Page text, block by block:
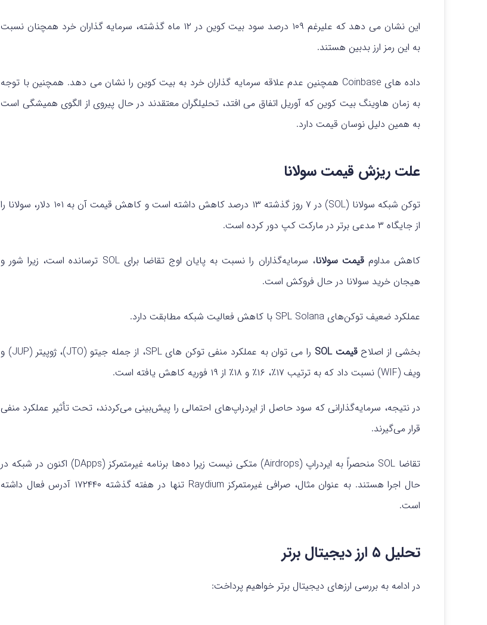
این نشان می دهد که علیرغم ۱۰۹ درصد سود بیت کوین در ۱۲ ماه گذشته، سرمایه گذاران خرد همچنان نسبت
به این رمز ارز بدبین هستند.
داده های Coinbase همچنین عدم علاقه سرمایه گذاران خرد به بیت کوین را نشان می دهد.
همچنین با توجه
به زمان هاوینگ بیت کوین که آوریل اتفاق می افتد، تحلیلگران معتقدند در حال پیروی از الگوی همیشگی است
به همین دلیل نوسان قیمت دارد.
علت ریزش قیمت سولانا
توکن شبکه سولانا (SOL) در ۷ روز گذشته ۱۳ درصد کاهش داشته است و کاهش قیمت آن به ۱۰۱ دلار، سولانا را
از جایگاه ۳ مدعی برتر در مارکت کپ دور کرده است.
کاهش مداومقیمت سولانا
، سرمایه‌گذاران را نسبت به پایان اوج تقاضا برای SOL ترسانده است، زیرا شور و
هیجان خرید سولانا در حال فروکش است.
عملکرد ضعیف توکن‌های SPL Solana با کاهش فعالیت شبکه مطابقت دارد.
بخشی از اصلاحقیمت SOL
را می توان به عملکرد منفی توکن های SPL، از جمله جیتو (JTO)، ژوپیتر (JUP) و
ویف (WIF) نسبت داد که به ترتیب ۱۷٪، ۱۶٪ و ۱۸٪ از ۱۹ فوریه کاهش یافته است.
در نتیجه، سرمایه‌گذارانی که سود حاصل از ایردراپ‌های احتمالی را پیش‌بینی می‌کردند، تحت تأثیر عملکرد منفی
قرار می‌گیرند.
تقاضا SOL منحصراً به ایردراپ (Airdrops) متکی نیست زیرا ده‌ها برنامه غیرمتمرکز (DApps) اکنون در شبکه در
حال اجرا هستند. به عنوان مثال، صرافی غیرمتمرکز Raydium تنها در هفته گذشته ۱۷۲۴۴۰ آدرس فعال داشته
است.
تحلیل ۵ ارز دیجیتال برتر
در ادامه به بررسی ارزهای دیجیتال برتر خواهیم پرداخت: